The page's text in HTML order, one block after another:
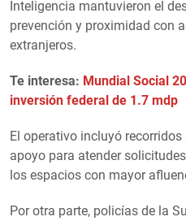
Inteligencia mantuvieron el
prevención y proximidad con
extranjeros.
Te interesa: Mundial Social
inversión federal de 1.7 mdp
El operativo incluyó
apoyo para atender
los espacios con mayor
Por otra parte, policías de la